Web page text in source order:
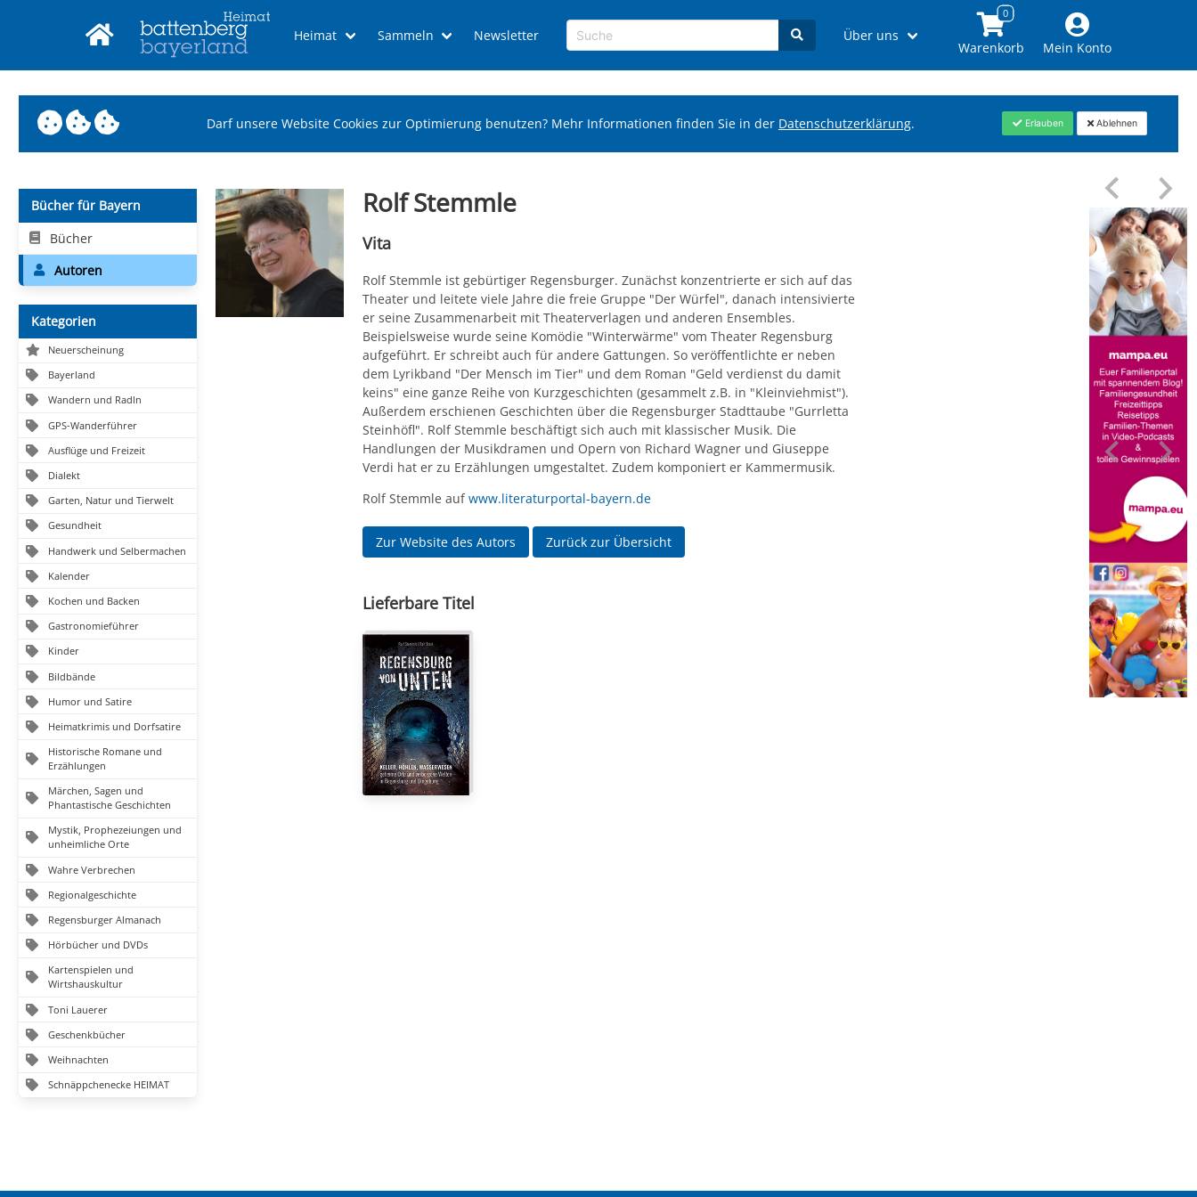
Heimat Sammeln Newsletter Über uns
Warenkorb Mein Konto
Darf unsere Website Cookies zur Optimierung benutzen? Mehr Informationen finden Sie in der Datenschutzerklärung. Erlauben Ablehnen
Bücher für Bayern
Bücher
Autoren
Kategorien
Neuerscheinung
Bayerland
Wandern und Radln
GPS-Wanderführer
Ausflüge und Freizeit
Dialekt
Garten, Natur und Tierwelt
Gesundheit
Handwerk und Selbermachen
Kalender
Kochen und Backen
Gastronomieführer
Kinder
Bildbände
Humor und Satire
Heimatkrimis und Dorfsatire
Historische Romane und
Erzählungen
Märchen, Sagen und
Phantastische Geschichten
Mystik, Prophezeiungen und
unheimliche Orte
Wahre Verbrechen
Regionalgeschichte
Regensburger Almanach
Hörbücher und DVDs
Kartenspielen und
Wirtshauskultur
Toni Lauerer
Geschenkbücher
Weihnachten
Schnäppchenecke HEIMAT
Rolf Stemmle
Vita
Rolf Stemmle ist gebürtiger Regensburger. Zunächst konzentrierte er sich auf das
Theater und leitete viele Jahre die freie Gruppe "Der Würfel", danach intensivierte
er seine Zusammenarbeit mit Theaterverlagen und anderen Ensembles.
Beispielsweise wurde seine Komödie "Winterwärme" vom Theater Regensburg
aufgeführt. Er schreibt auch für andere Gattungen. So veröffentlichte er neben
dem Lyrikband "Der Mensch im Tier" und dem Roman "Geld verdienst du damit
keins" eine ganze Reihe von Kurzgeschichten (gesammelt z.B. in "Kleinviehmist").
Außerdem erschienen Geschichten über die Regensburger Stadttaube "Gurrletta
Steinhöfl". Rolf Stemmle beschäftigt sich auch mit klassischer Musik. Die
Handlungen der Musikdramen und Opern von Richard Wagner und Giuseppe
Verdi hat er zu Erzählungen umgestaltet. Zudem komponiert er Kammermusik.
Rolf Stemmle aufwww.literaturportal-bayern.de
Zur Website des Autors Zurück zur Übersicht
Lieferbare Titel